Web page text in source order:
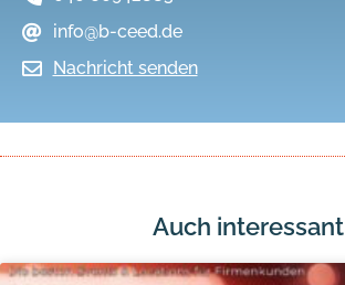
info@b-ceed.de
Nachricht senden
Auch interessant